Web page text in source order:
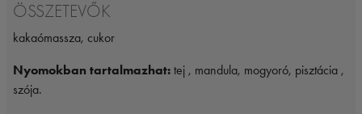
ÖSSZETEVŐK
kakaómassza, cukor
Nyomokban tartalmazhat: tej , mandula, mogyoró, pisztácia ,
szója.